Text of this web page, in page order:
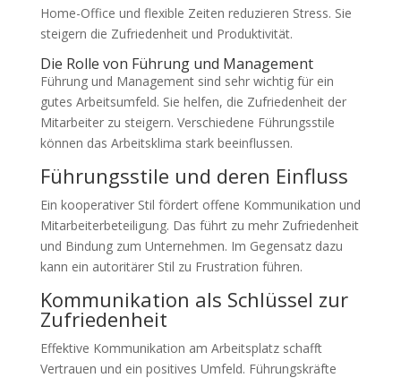
Home-Office und flexible Zeiten reduzieren Stress. Sie
steigern die Zufriedenheit und Produktivität.
Die Rolle von Führung und Management
Führung und Management sind sehr wichtig für ein
gutes Arbeitsumfeld. Sie helfen, die Zufriedenheit der
Mitarbeiter zu steigern. Verschiedene Führungsstile
können das Arbeitsklima stark beeinflussen.
Führungsstile und deren Einfluss
Ein kooperativer Stil fördert offene Kommunikation und
Mitarbeiterbeteiligung. Das führt zu mehr Zufriedenheit
und Bindung zum Unternehmen. Im Gegensatz dazu
kann ein autoritärer Stil zu Frustration führen.
Kommunikation als Schlüssel zur
Zufriedenheit
Effektive Kommunikation am Arbeitsplatz schafft
Vertrauen und ein positives Umfeld. Führungskräfte